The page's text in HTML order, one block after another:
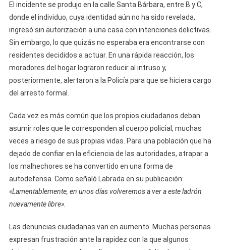
El incidente se produjo en la calle Santa Bárbara, entre B y C,
donde el individuo, cuya identidad aún no ha sido revelada,
ingresó sin autorización a una casa con intenciones delictivas.
Sin embargo, lo que quizás no esperaba era encontrarse con
residentes decididos a actuar. En una rápida reacción, los
moradores del hogar lograron reducir al intruso y,
posteriormente, alertaron a la Policía para que se hiciera cargo
del arresto formal.
Cada vez es más común que los propios ciudadanos deban
asumir roles que le corresponden al cuerpo policial, muchas
veces a riesgo de sus propias vidas. Para una población que ha
dejado de confiar en la eficiencia de las autoridades, atrapar a
los malhechores se ha convertido en una forma de
autodefensa. Como señaló Labrada en su publicación:
«Lamentablemente, en unos días volveremos a ver a este ladrón
nuevamente libre».
Las denuncias ciudadanas van en aumento. Muchas personas
expresan frustración ante la rapidez con la que algunos